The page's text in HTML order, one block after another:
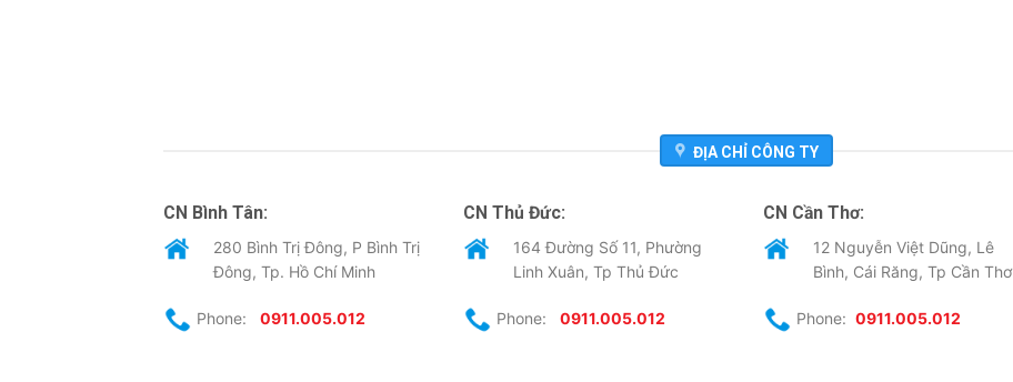
ĐỊA CHỈ CÔNG TY
CN Bình Tân:
280 Bình Trị Đông, P Bình Trị
Đông, Tp. Hồ Chí Minh
Phone: 0911.005.012
CN Thủ Đức:
164 Đường Số 11, Phường
Linh Xuân, Tp Thủ Đức
Phone: 0911.005.012
CN Cần Thơ:
12 Nguyễn Việt Dũng, Lê
Bình, Cái Răng, Tp Cần Thơ
Phone: 0911.005.012